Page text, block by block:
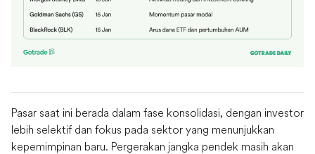
Pasar saat ini berada dalam fase konsolidasi, dengan investor
lebih selektif dan fokus pada sektor yang menunjukkan
kepemimpinan baru. Pergerakan jangka pendek masih akan